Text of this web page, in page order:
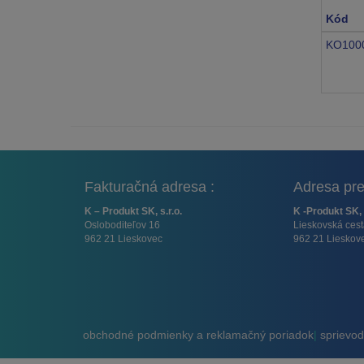
Kód
Fakturačná adresa :
K – Produkt SK, s.r.o.
Osloboditeľov 16
962 21 Lieskovec
Adresa
K -Produkt SK,
Lieskovská
962 21
obchodné podmienky a reklamačný poriadok|